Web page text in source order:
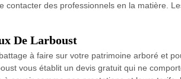
contacter des professionnels en la matière.
De Larboust
à faire sur votre patrimoine arboré et
vous établit un devis gratuit qui ne